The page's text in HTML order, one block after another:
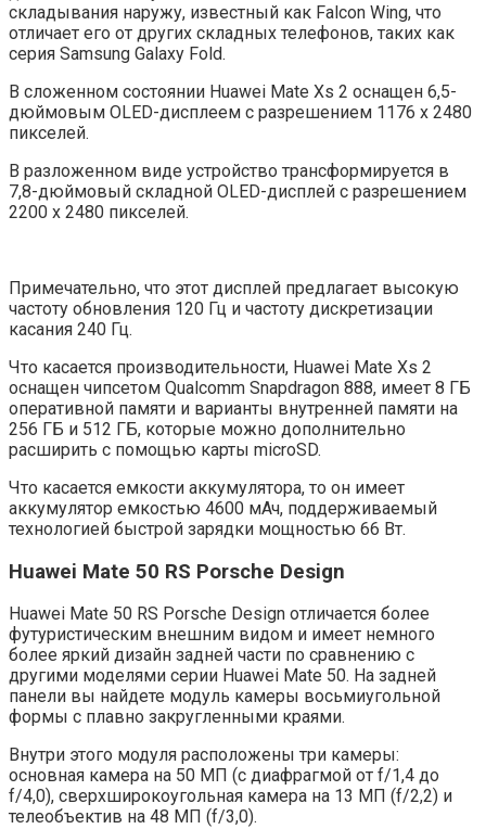
складывания наружу, известный как Falcon Wing, что
отличает его от других складных телефонов, таких как
серия Samsung Galaxy Fold.
В сложенном состоянии Huawei Mate Xs 2 оснащен 6,5-
дюймовым OLED-дисплеем с разрешением 1176 x 2480
пикселей.
В разложенном виде устройство трансформируется в
7,8-дюймовый складной OLED-дисплей с разрешением
2200 x 2480 пикселей.
Примечательно, что этот дисплей предлагает высокую
частоту обновления 120 Гц и частоту дискретизации
касания 240 Гц.
Что касается производительности, Huawei Mate Xs 2
оснащен чипсетом Qualcomm Snapdragon 888, имеет 8 ГБ
оперативной памяти и варианты внутренней памяти на
256 ГБ и 512 ГБ, которые можно дополнительно
расширить с помощью карты microSD.
Что касается емкости аккумулятора, то он имеет
аккумулятор емкостью 4600 мАч, поддерживаемый
технологией быстрой зарядки мощностью 66 Вт.
Huawei Mate 50 RS Porsche Design
Huawei Mate 50 RS Porsche Design отличается более
футуристическим внешним видом и имеет немного
более яркий дизайн задней части по сравнению с
другими моделями серии Huawei Mate 50. На задней
панели вы найдете модуль камеры восьмиугольной
формы с плавно закругленными краями.
Внутри этого модуля расположены три камеры:
основная камера на 50 МП (с диафрагмой от f/1,4 до
f/4,0), сверхширокоугольная камера на 13 МП (f/2,2) и
телеобъектив на 48 МП (f/3,0).